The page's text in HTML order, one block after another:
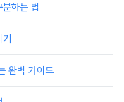
하는 법
완벽 가이드